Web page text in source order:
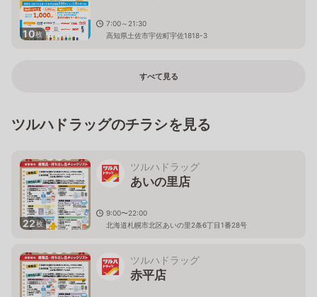
10枚
7:00～21:30
高知県土佐市宇佐町宇佐1818-3
すべて見る
ツルハドラッグのチラシを見る
22枚
ツルハドラッグ
あいの里店
9:00〜22:00
北海道札幌市北区あいの里2条6丁目1番28号
ツルハドラッグ
赤平店